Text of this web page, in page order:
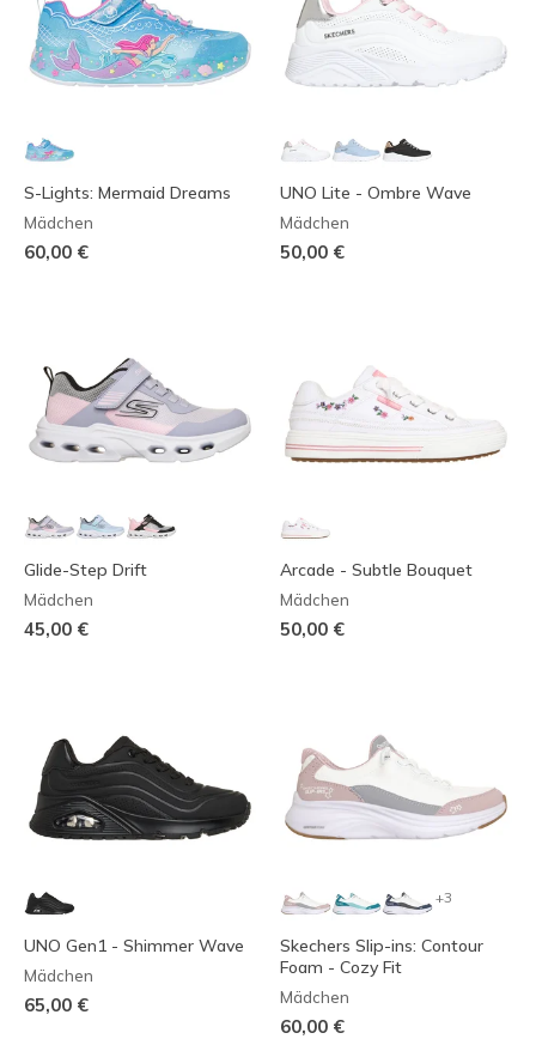
S-Lights: Mermaid Dreams
Mädchen
60,00 €
UNO Lite - Ombre Wave
Mädchen
50,00 €
Glide-Step Drift
Mädchen
45,00 €
Arcade - Subtle Bouquet
Mädchen
50,00 €
UNO Gen1 - Shimmer Wave
Mädchen
65,00 €
+3
Skechers Slip-ins: Contour
Foam - Cozy Fit
Mädchen
60,00 €